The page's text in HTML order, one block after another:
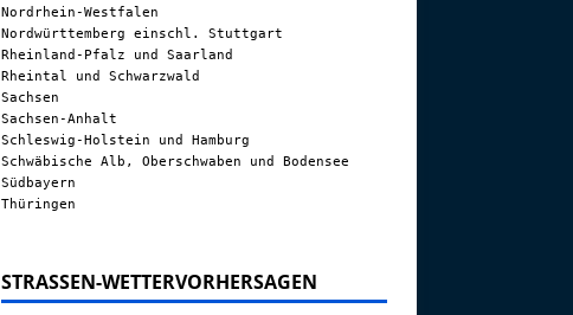
Nordrhein-Westfalen
Nordwürttemberg einschl. Stuttgart
Rheinland-Pfalz und Saarland
Rheintal und Schwarzwald
Sachsen
Sachsen-Anhalt
Schleswig-Holstein und Hamburg
Schwäbische Alb, Oberschwaben und Bodensee
Südbayern
Thüringen
STRASSEN-WETTERVORHERSAGEN